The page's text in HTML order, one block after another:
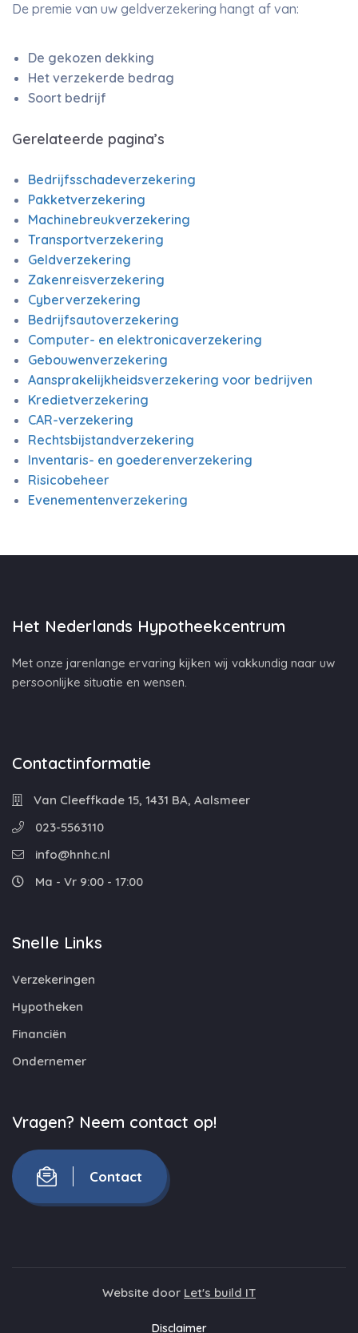
De premie van uw geldverzekering hangt af van:
De gekozen dekking
Het verzekerde bedrag
Soort bedrijf
Gerelateerde pagina’s
Bedrijfsschadeverzekering
Pakketverzekering
Machinebreukverzekering
Transportverzekering
Geldverzekering
Zakenreisverzekering
Cyberverzekering
Bedrijfsautoverzekering
Computer- en elektronicaverzekering
Gebouwenverzekering
Aansprakelijkheidsverzekering voor bedrijven
Kredietverzekering
CAR-verzekering
Rechtsbijstandverzekering
Inventaris- en goederenverzekering
Risicobeheer
Evenementenverzekering
Het Nederlands Hypotheekcentrum
Met onze jarenlange ervaring kijken wij vakkundig naar uw
persoonlijke situatie en wensen.
Contactinformatie
Van Cleeffkade 15, 1431 BA, Aalsmeer
023-5563110
info@hnhc.nl
Ma - Vr 9:00 - 17:00
Snelle Links
Verzekeringen
Hypotheken
Financiën
Ondernemer
Vragen? Neem contact op!
Contact
Website door Let's build IT
Disclaimer